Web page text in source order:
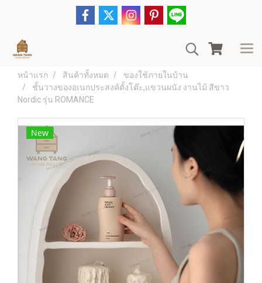
หน้าแรก สินค้าทั้งหมด
ของใช้ภายในบ้าน
ชั้นวางของอเนกประสงค์ตั้งโต๊ะ,แขวนผนัง งานไม้ สีขาว
Nordic รุ่น ROMANCE
New